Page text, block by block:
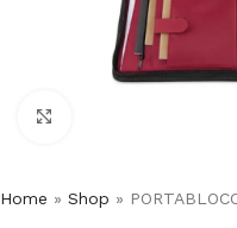
Home » Shop »